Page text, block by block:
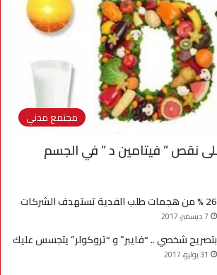
مجتمع مدني
26 % من هجمات طلب الفدية تستهدف الشركات
7 ديسمبر، 2017
بتصريح شخصي .. “فايبر” و “تروكولر” يتجسس عليك
31 يوليو، 2017